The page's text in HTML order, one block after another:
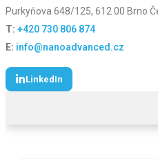
Purkyňova 648/125, 612 00 Brno
T: +420 730 806 874
E: info@nanoadvanced.cz
LinkedIn